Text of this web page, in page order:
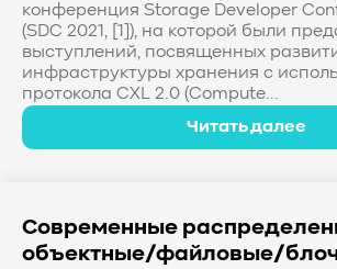
конференция Storage Developer
(SDC 2021, [1]), на которой были
выступлений, посвященных
инфраструктуры хранения с
протокола CXL 2.0 (Compute...
Читать далее
Современные
объектные/файловые/